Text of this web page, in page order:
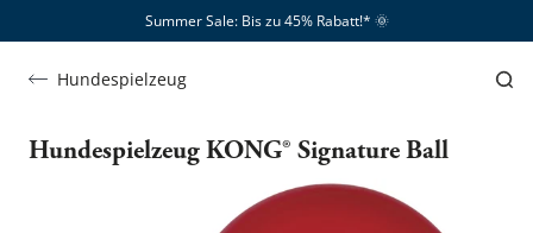
Summer Sale: Bis zu 45% Rabatt!*​ 🌞
Hundespielzeug
Hundespielzeug KONG® Signature Ball